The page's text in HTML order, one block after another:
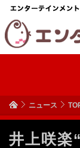
ニュース
井上咲楽